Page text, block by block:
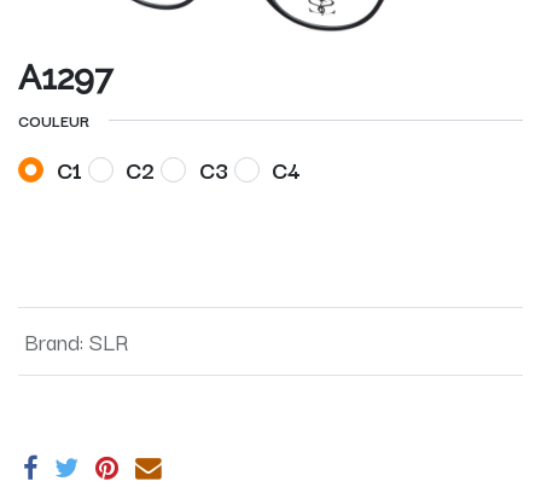
A1297
COULEUR
C1 C2 C3 C4
Brand: SLR